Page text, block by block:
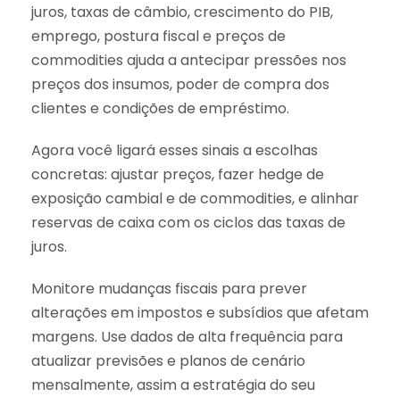
juros, taxas de câmbio, crescimento do PIB,
emprego, postura fiscal e preços de
commodities ajuda a antecipar pressões nos
preços dos insumos, poder de compra dos
clientes e condições de empréstimo.
Agora você ligará esses sinais a escolhas
concretas: ajustar preços, fazer hedge de
exposição cambial e de commodities, e alinhar
reservas de caixa com os ciclos das taxas de
juros.
Monitore mudanças fiscais para prever
alterações em impostos e subsídios que afetam
margens. Use dados de alta frequência para
atualizar previsões e planos de cenário
mensalmente, assim a estratégia do seu